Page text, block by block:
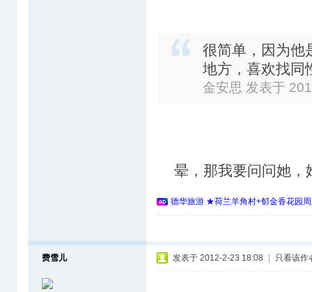
很简单，因为他
地方，喜欢找同
金安思 发表于
晕，那我要问问她，
德华旅游 ★荷兰羊角村+郁金香花园
费雪儿 发表于 2012-2-23 18:08 只看该作